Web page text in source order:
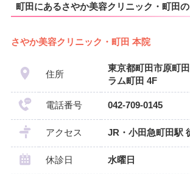
町田にあるさやか美容クリニック・町田
さやか美容クリニック・町田 本院
住所
東京都町田市原町
ラム町田 4F
電話番号 042-709-0145
アクセス JR・小田急町田駅
休診日 水曜日